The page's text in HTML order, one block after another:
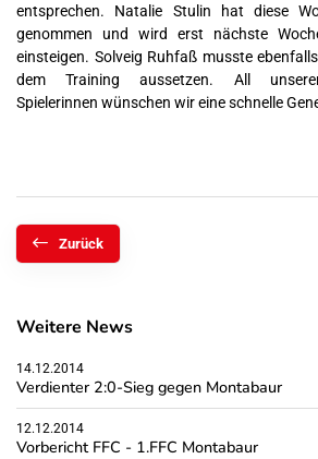
entsprechen. Natalie Stulin hat diese
genommen und wird erst nächste
einsteigen. Solveig Ruhfaß musste
dem Training aussetzen. All
Spielerinnen wünschen wir eine schnelle
Zurück
Weitere News
14.12.2014
Verdienter 2:0-Sieg gegen Montabaur
12.12.2014
Vorbericht FFC - 1.FFC Montabaur